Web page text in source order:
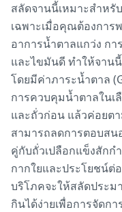
สลัดจานนี้เหมาะสำหรั
เฉพาะเมื่อคุณต้องการ
อาการน้ำตาลแกว่ง ก
และไขมันดี ทำให้จาน
โดยมีค่าภาระน้ำตาล
การควบคุมน้ำตาลใน
และถั่วก่อน แล้วค่อยต
สามารถลดการตอบส
คู่กับถั่วเปลือกแข็งสักก
กากใยและประโยชน์
บริโภคจะให้สลัดประ
กินได้ง่ายเพื่อการจัดก